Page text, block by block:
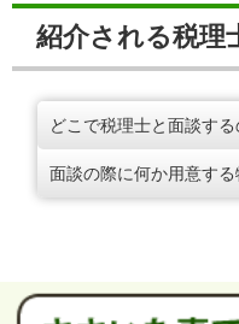
紹介される税理
どこで税理士と面談する
面談の際に何か用意す